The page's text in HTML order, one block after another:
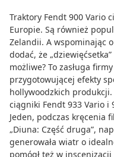
Traktory Fendt 900 Vario
Europie. Są również
Zelandii. A wspominając
dodać, że
możliwe? To zasługa
przygotowującej efekty
hollywoodzkich
ciągniki Fendt 933 Vario i
Jeden, podczas kręcenia
„Diuna: Część druga”,
generowała wiatr o
pomógł też w